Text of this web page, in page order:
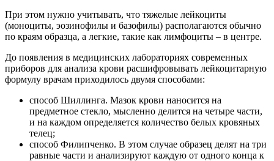
При этом нужно учитывать, что тяжелые лейкоциты
(моноциты, эозинофилы и базофилы) располагаются обычно
по краям образца, а легкие, такие как лимфоциты – в центре.
До появления в медицинских лабораториях современных
приборов для анализа крови расшифровывать лейкоцитарную
формулу врачам приходилось двумя способами:
способ Шиллинга. Мазок крови наносится на
предметное стекло, мысленно делится на четыре части,
и на каждом определяется количество белых кровяных
телец;
способ Филипченко. В этом случае образец делят на три
равные части и анализируют каждую от одного конца к